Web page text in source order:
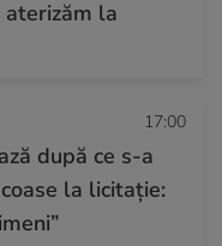
aterizăm la
17:00
după ce s-a
la licitație: